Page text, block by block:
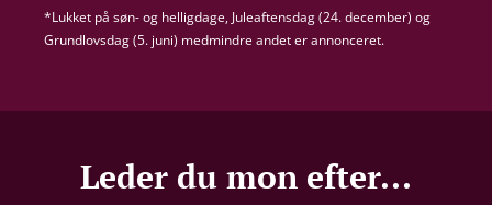
*Lukket på søn- og helligdage, Juleaftensdag (24. december) og
Grundlovsdag (5. juni) medmindre andet er annonceret.
Leder du mon efter...